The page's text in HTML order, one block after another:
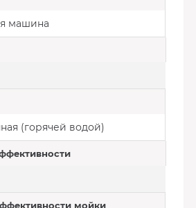
машина
(горячей водой)
мойки